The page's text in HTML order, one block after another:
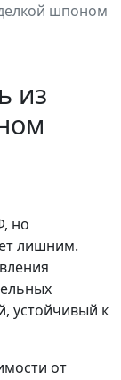
шпоном
из
но
лишним.
устойчивый к
от